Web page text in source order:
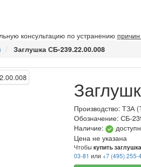
консультацию по устранению
Заглушка СБ-239.22.00.008
Производство: ТЗА
Обозначение: СБ-
Наличие:
Цена не указана
Чтобы купить
03-81 или +7 (495) 255-